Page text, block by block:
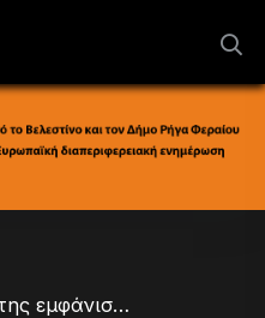
/ Η σχέση της φροντίδας της εμφάνισης με την ευεξία – Συνέντευξη με την επιχειρηματία Γεωργία Τούσια